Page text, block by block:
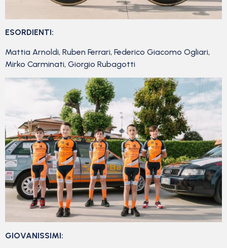
ESORDIENTI:
Mattia Arnoldi, Ruben Ferrari, Federico Giacomo Ogliari,
Mirko Carminati, Giorgio Rubagotti
GIOVANISSIMI: